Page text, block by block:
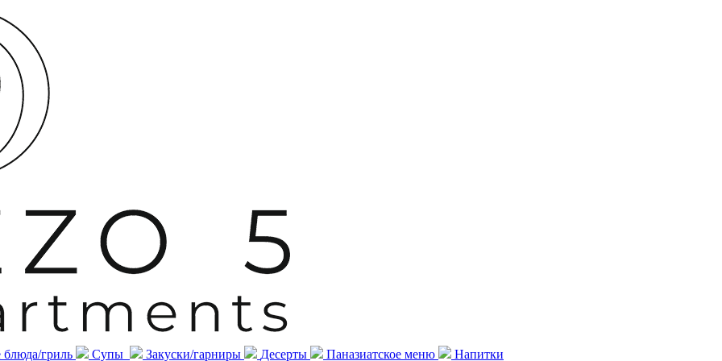
блюда/гриль Супы Закуски/гарниры Десерты Паназиатское меню Напитки